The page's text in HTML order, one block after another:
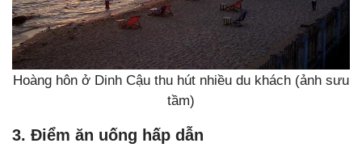
Hoàng hôn ở Dinh Cậu thu hút nhiều du khách (ảnh sưu
tầm)
3. Điểm ăn uống hấp dẫn